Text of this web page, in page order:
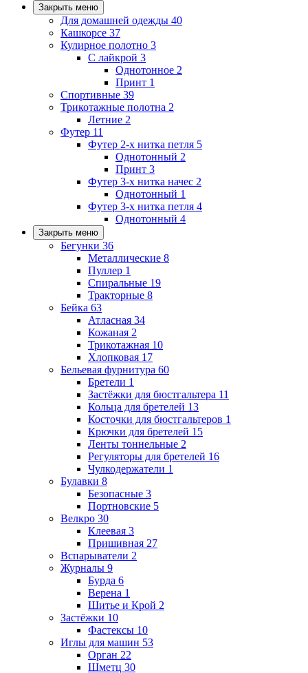
Закрыть меню
Для домашней одежды 40
Кашкорсе 37
Кулирное полотно 3
С лайкрой 3
Однотонное 2
Принт 1
Спортивные 39
Трикотажные полотна 2
Летние 2
Футер 11
Футер 2-х нитка петля 5
Однотонный 2
Принт 3
Футер 3-х нитка начес 2
Однотонный 1
Футер 3-х нитка петля 4
Однотонный 4
Закрыть меню
Бегунки 36
Металлические 8
Пуллер 1
Спиральные 19
Тракторные 8
Бейка 63
Атласная 34
Кожаная 2
Трикотажная 10
Хлопковая 17
Бельевая фурнитура 60
Бретели 1
Застёжки для бюстгальтера 11
Кольца для бретелей 13
Косточки для бюстгальтеров 1
Крючки для бретелей 15
Ленты тоннельные 2
Регуляторы для бретелей 16
Чулкодержатели 1
Булавки 8
Безопасные 3
Портновские 5
Велкро 30
Клеевая 3
Пришивная 27
Вспарыватели 2
Журналы 9
Бурда 6
Верена 1
Шитье и Крой 2
Застёжки 10
Фастексы 10
Иглы для машин 53
Орган 22
Шметц 30